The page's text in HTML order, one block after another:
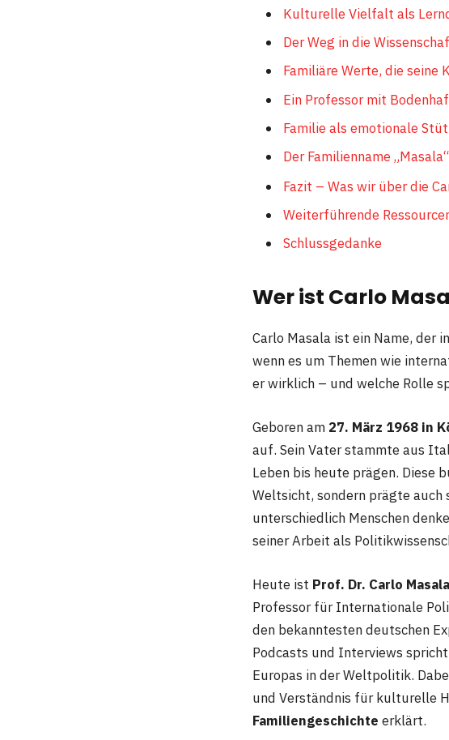
Kulturelle Vielfalt als
Der Weg in die
Familiäre Werte, die seine
Ein Professor mit
Familie als emotionale
Der Familienname
Fazit – Was wir über die
Weiterführende
Schlussgedanke
Wer ist Carlo
Carlo Masala ist ein Name, der
wenn es um Themen wie
er wirklich – und welche Rolle
Geboren am 27. März 1968 in
auf. Sein Vater stammte aus
Leben bis heute prägen. Diese
Weltsicht, sondern prägte
unterschiedlich Menschen
seiner Arbeit als
Heute ist Prof. Dr. Carlo Masala
Professor für Internationale
den bekanntesten deutschen
Podcasts und Interviews
Europas in der Weltpolitik.
und Verständnis für kulturelle
Familiengeschichte erklärt.